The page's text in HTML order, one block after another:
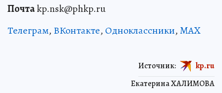
Почтаkp.nsk@phkp.ru
Телеграм, ВКонтакте, Одноклассники,MAX
Екатерина ХАЛИМОВА
Источник: kp.ru